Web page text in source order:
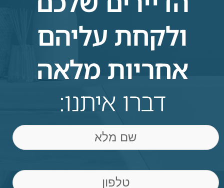
ולקחת עליהם
אחריות מלאה
דברו איתנו:
שם
Phone